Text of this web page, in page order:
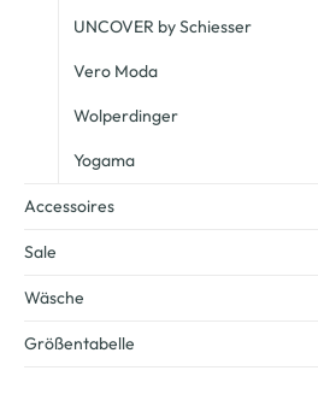
UNCOVER by Schiesser
Vero Moda
Wolperdinger
Yogama
Accessoires
Sale
Wäsche
Größentabelle